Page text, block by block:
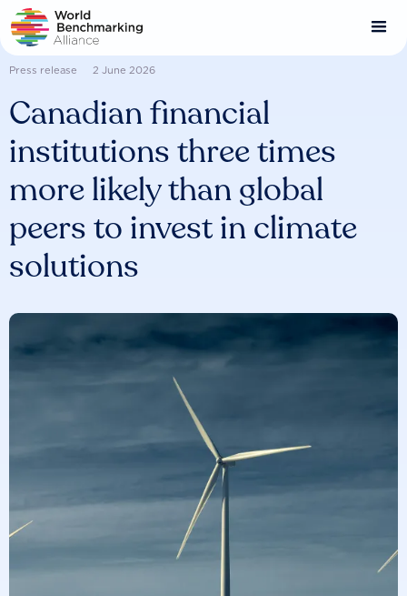
Skip
to
main
content
Press release 2 June 2026
Canadian financial
institutions three times
more likely than global
peers to invest in climate
solutions